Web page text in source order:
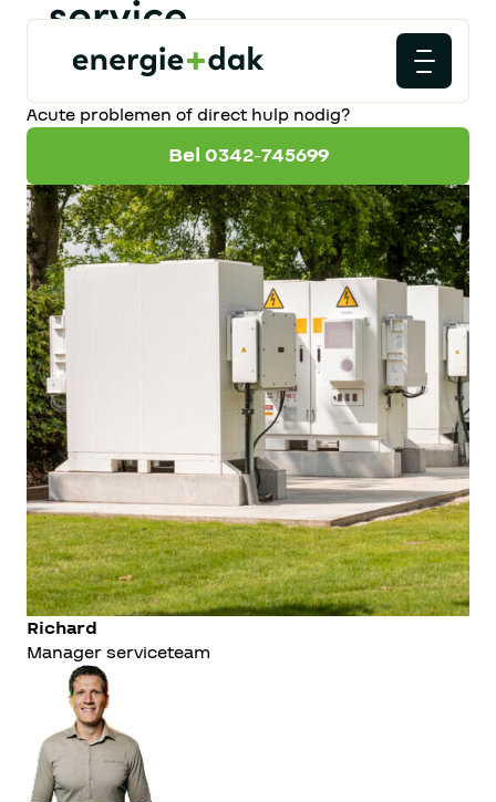
Acute problemen of direct hulp nodig?
Bel 0342-745699
Richard
Manager serviceteam